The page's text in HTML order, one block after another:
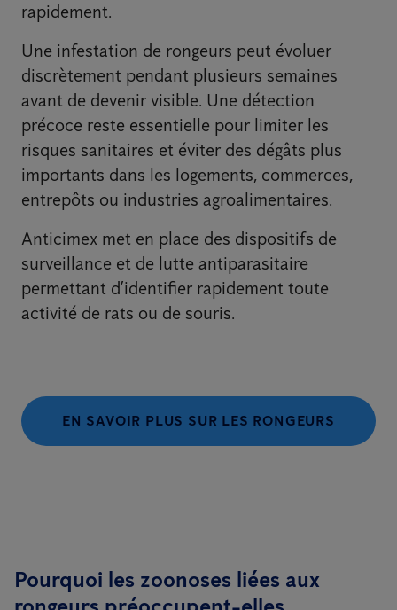
rapidement.
Une infestation de rongeurs peut évoluer
discrètement pendant plusieurs semaines
avant de devenir visible. Une détection
précoce reste essentielle pour limiter les
risques sanitaires et éviter des dégâts plus
importants dans les logements, commerces,
entrepôts ou industries agroalimentaires.
Anticimex met en place des dispositifs de
surveillance et de lutte antiparasitaire
permettant d’identifier rapidement toute
activité de rats ou de souris.
EN SAVOIR PLUS SUR LES RONGEURS
Pourquoi les zoonoses liées aux